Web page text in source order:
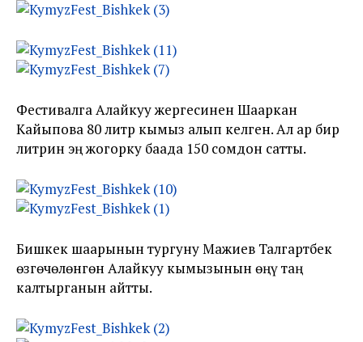
Фестивалга Алайкуу жергесинен Шааркан
Кайыпова 80 литр кымыз алып келген. Ал ар бир
литрин эң жогорку баада 150 сомдон сатты.
Бишкек шаарынын тургуну Мажиев Талгартбек
өзгөчөлөнгөн Алайкуу кымызынын өңү таң
калтырганын айтты.